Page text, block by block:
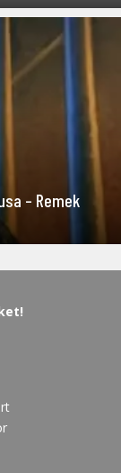
– Remek